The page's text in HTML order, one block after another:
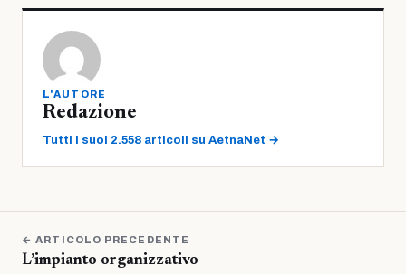
L'AUTORE
Redazione
Tutti i suoi 2.558 articoli su AetnaNet →
← ARTICOLO PRECEDENTE
L’impianto organizzativo